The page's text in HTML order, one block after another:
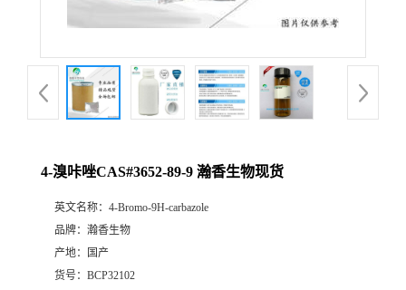
4-溴咔唑CAS#3652-89-9 瀚香生物现货
英文名称： 4-Bromo-9H-carbazole
品牌： 瀚香生物
产地：
国产
货号： BCP32102